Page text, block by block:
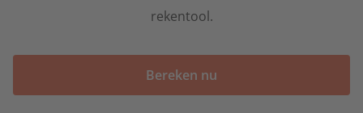
Keukens
rekentool.
Bereken nu